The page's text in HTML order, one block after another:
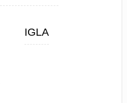
IGLA